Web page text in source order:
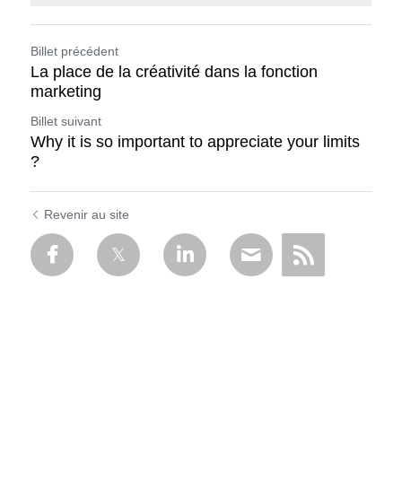
Billet précédent
La place de la créativité dans la fonction
marketing
Billet suivant
Why it is so important to appreciate your limits
?
Revenir au site